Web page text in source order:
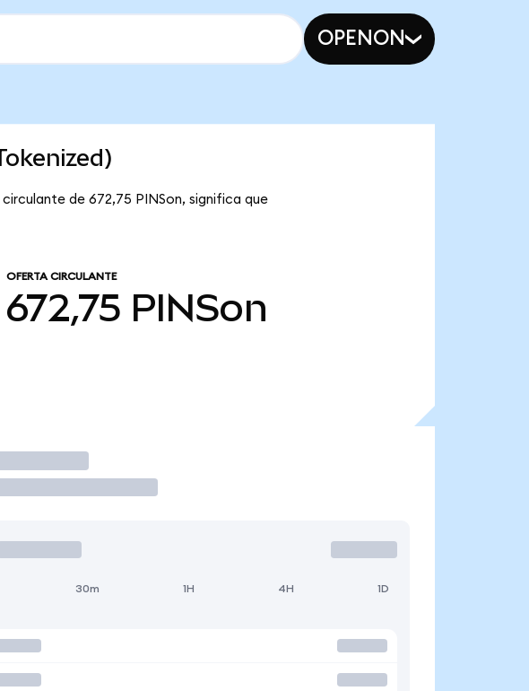
OPENON
de 672,75 PINSon, significa que
OFERTA CIRCULANTE
672,75 PINSon
30m 1H 4H 1D